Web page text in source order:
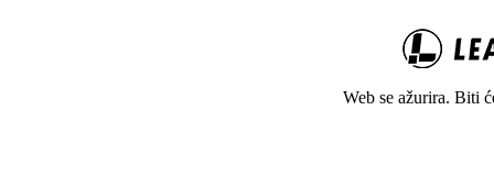
Web se ažurira. Biti